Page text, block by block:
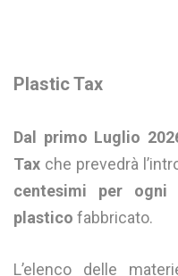
Plastic Tax
Dal primo Luglio
Tax che prevedrà
centesimi per ogni
plastico fabbricato.
L’elenco delle